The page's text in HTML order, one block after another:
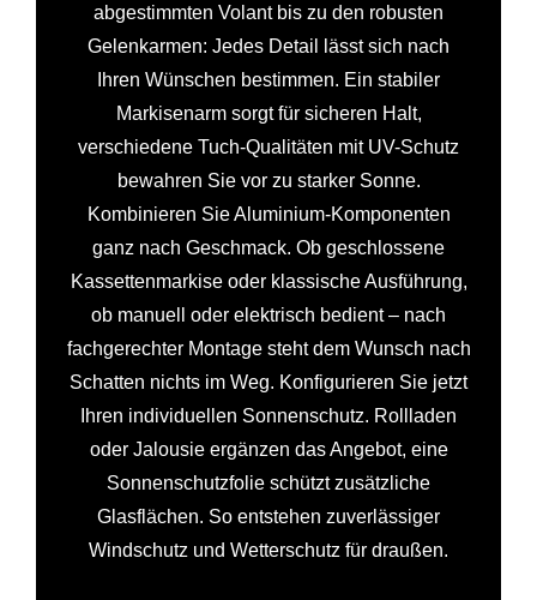
abgestimmten Volant bis zu den robusten
Gelenkarmen: Jedes Detail lässt sich nach
Ihren Wünschen bestimmen. Ein stabiler
Markisenarm sorgt für sicheren Halt,
verschiedene Tuch-Qualitäten mit UV-Schutz
bewahren Sie vor zu starker Sonne.
Kombinieren Sie Aluminium-Komponenten
ganz nach Geschmack. Ob geschlossene
Kassettenmarkise oder klassische Ausführung,
ob manuell oder elektrisch bedient – nach
fachgerechter Montage steht dem Wunsch nach
Schatten nichts im Weg. Konfigurieren Sie jetzt
Ihren individuellen Sonnenschutz. Rollladen
oder Jalousie ergänzen das Angebot, eine
Sonnenschutzfolie schützt zusätzliche
Glasflächen. So entstehen zuverlässiger
Windschutz und Wetterschutz für draußen.